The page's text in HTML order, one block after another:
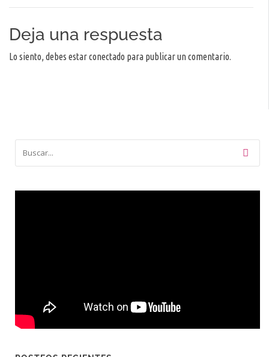
Deja una respuesta
Lo siento, debes estarconectado para publicar un comentario.